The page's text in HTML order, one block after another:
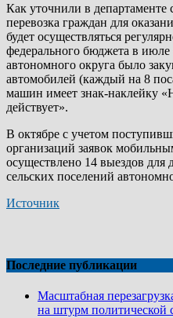
Как уточнили в
перевозка граждан для
будет осуществляться
федерального бюджета в июле
автономного округа было
автомобилей (каждый на 8
машин имеет знак-наклейку
действует».
В октябре с учетом
организаций заявок
осуществлено 14 выездов для
сельских поселений
Источник
Последние публикации
Масштабная
на штурм